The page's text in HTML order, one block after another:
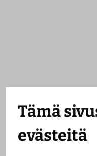
Tämä
evästeitä